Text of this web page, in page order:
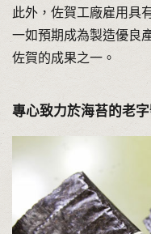
此外，佐賀工廠雇用具
一如預期成為製造優良
佐賀的成果之一。
專心致力於海苔的老